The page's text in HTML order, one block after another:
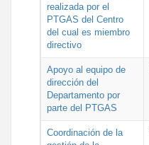
realizada por el
PTGAS del Centro
del cual es miembro
directivo
Apoyo al equipo de
dirección del
Departamento por
parte del PTGAS
Coordinación de la